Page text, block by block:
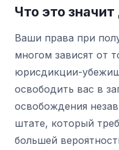
Что это
Ваши права при
многом зависят от
юрисдикции-
освободить вас в
освобождения
штате, который
большей